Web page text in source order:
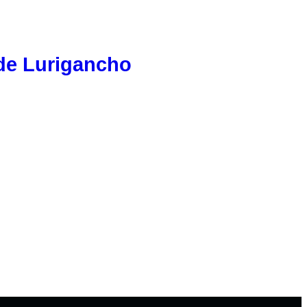
Lurigancho